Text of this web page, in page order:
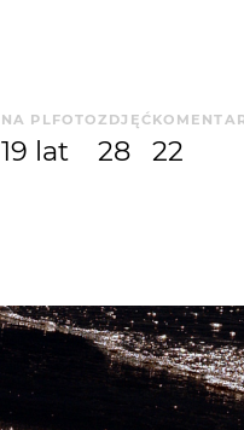
NA PLFOTO
19 lat
ZDJĘĆ
28 22